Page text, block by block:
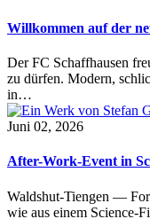
Willkommen auf der
Der FC Schaffhausen
zu dürfen. Modern,
in…
Juni 02, 2026
After-Work-Event in
Waldshut-Tiengen —
wie aus einem Science-